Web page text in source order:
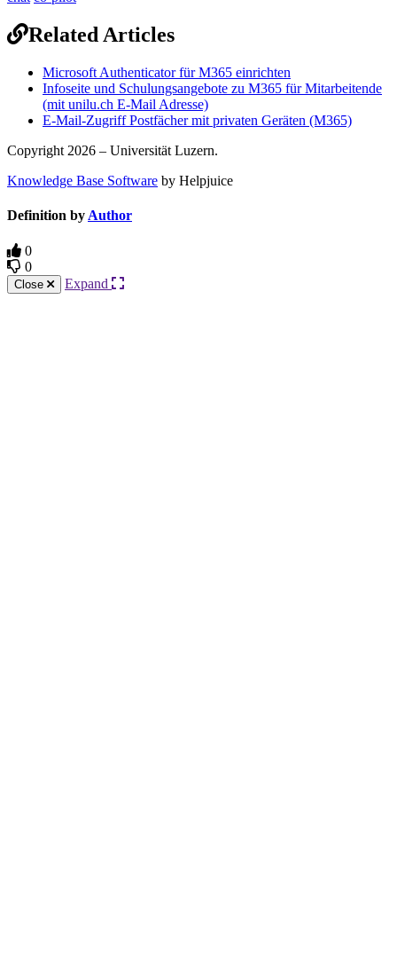
Related Articles
Microsoft Authenticator für M365 einrichten
Infoseite und Schulungsangebote zu M365 für Mitarbeitende
(mit unilu.ch E-Mail Adresse)
E-Mail-Zugriff Postfächer mit privaten Geräten (M365)
Copyright 2026 – Universität Luzern.
Knowledge Base Software by Helpjuice
Definition by Author
0
0
Close Expand